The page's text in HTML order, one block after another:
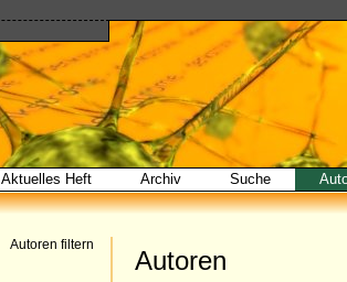
Aktuelles Heft Archiv Suche
Autoren
Autoren filtern